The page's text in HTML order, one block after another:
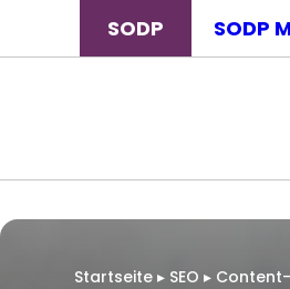
SODP SODP
Startseite ▸ SEO ▸